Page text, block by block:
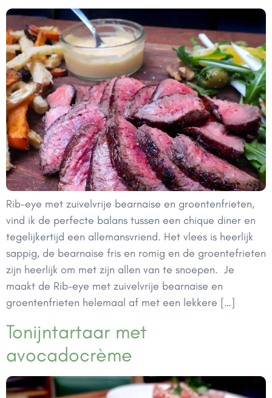
Rib-eye met zuivelvrije bearnaise en groentenfrieten,
vind ik de perfecte balans tussen een chique diner en
tegelijkertijd een allemansvriend. Het vlees is heerlijk
sappig, de bearnaise fris en romig en de groentefrieten
zijn heerlijk om met zijn allen van te snoepen. Je
maakt de Rib-eye met zuivelvrije bearnaise en
groentenfrieten helemaal af met een lekkere […]
Tonijntartaar met
avocadocrème